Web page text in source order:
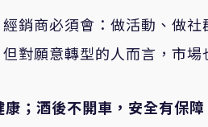
銷商必須會：做活動、做
對願意轉型的人而言，市場
；酒後不開車，安全有保